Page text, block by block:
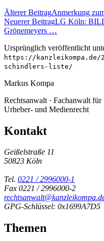
Älterer BeitragAnmerkung
Neuerer BeitragLG Köln:
Grönemeyers …
Ursprünglich veröffentlicht
https://kanzleikompa.de/
schindlers-liste/
Markus Kompa
Rechtsanwalt · Fachanwalt für
Urheber- und Medienrecht
Kontakt
Geißelstraße 11
50823 Köln
Tel. 0221 / 2996000-1
Fax 0221 / 2996000-2
GPG-Schlüssel: 0x1699A7D5
Themen